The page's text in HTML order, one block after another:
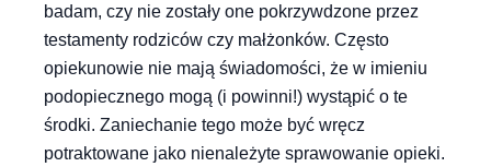
badam, czy nie zostały one pokrzywdzone przez
testamenty rodziców czy małżonków. Często
opiekunowie nie mają świadomości, że w imieniu
podopiecznego mogą (i powinni!) wystąpić o te
środki. Zaniechanie tego może być wręcz
potraktowane jako nienależyte sprawowanie opieki.